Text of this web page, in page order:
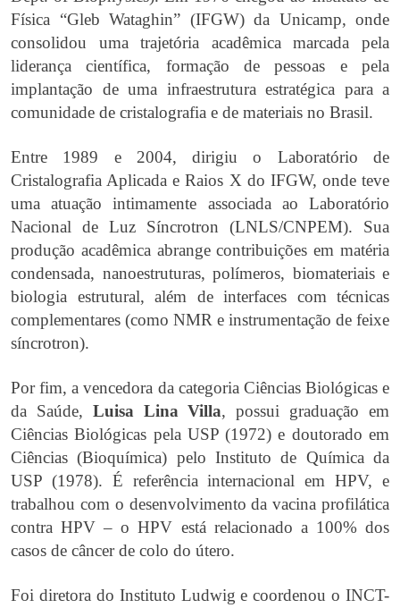
Física “Gleb Wataghin” (IFGW) da Unicamp, onde
consolidou uma trajetória acadêmica marcada pela
liderança científica, formação de pessoas e pela
implantação de uma infraestrutura estratégica para a
comunidade de cristalografia e de materiais no Brasil.
Entre 1989 e 2004, dirigiu o Laboratório de
Cristalografia Aplicada e Raios X do IFGW, onde teve
uma atuação intimamente associada ao Laboratório
Nacional de Luz Síncrotron (LNLS/CNPEM). Sua
produção acadêmica abrange contribuições em matéria
condensada, nanoestruturas, polímeros, biomateriais e
biologia estrutural, além de interfaces com técnicas
complementares (como NMR e instrumentação de feixe
síncrotron).
Por fim, a vencedora da categoria Ciências Biológicas e
da Saúde, Luisa Lina Villa, possui graduação em
Ciências Biológicas pela USP (1972) e doutorado em
Ciências (Bioquímica) pelo Instituto de Química da
USP (1978). É referência internacional em HPV, e
trabalhou com o desenvolvimento da vacina profilática
contra HPV – o HPV está relacionado a 100% dos
casos de câncer de colo do útero.
Foi diretora do Instituto Ludwig e coordenou o INCT-